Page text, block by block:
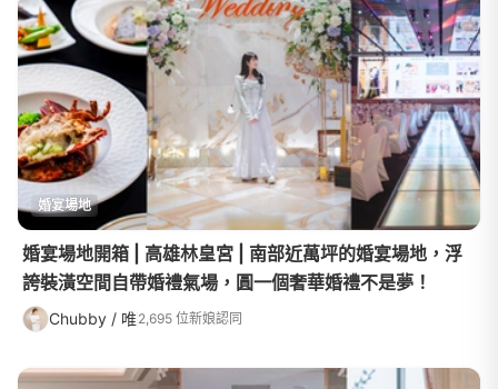
婚宴場地
婚宴場地開箱 | 高雄林皇宮 | 南部近萬坪的婚宴場地，浮
誇裝潢空間自帶婚禮氣場，圓一個奢華婚禮不是夢！
Chubby / 唯 2,695 位新娘認同